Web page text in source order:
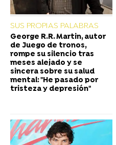
SUS PROPIAS PALABRAS
George R.R. Martin, autor
de Juego de tronos,
rompe su silencio tras
meses alejado y se
sincera sobre su salud
mental: "He pasado por
tristeza y depresión"